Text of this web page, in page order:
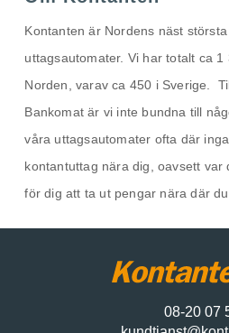
Kontanten är Nordens näst
uttagsautomater. Vi har totalt ca
Norden, varav ca 450 i Sverige.
Bankomat är vi inte bundna till
våra uttagsautomater ofta där
kontantuttag nära dig, oavsett
för dig att ta ut pengar nära där du
08-20 07